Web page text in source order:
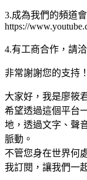
3.成為我們的頻道
https://
4.有工商合作，請洽
非常謝謝您的支持！
大家好，我是廖筱
希望透過這個平台
地，透過文字、聲
脈動。
不管您身在世界何
我訂閱，讓我們一